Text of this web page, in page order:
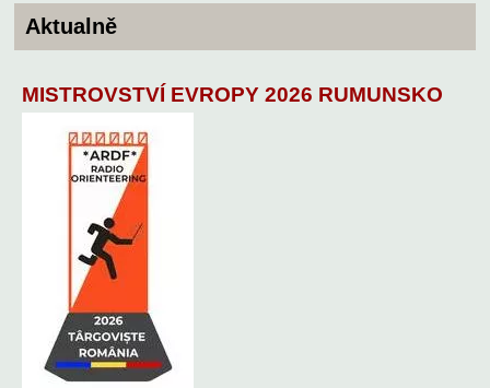
Aktualně
MISTROVSTVÍ EVROPY 2026 RUMUNSKO